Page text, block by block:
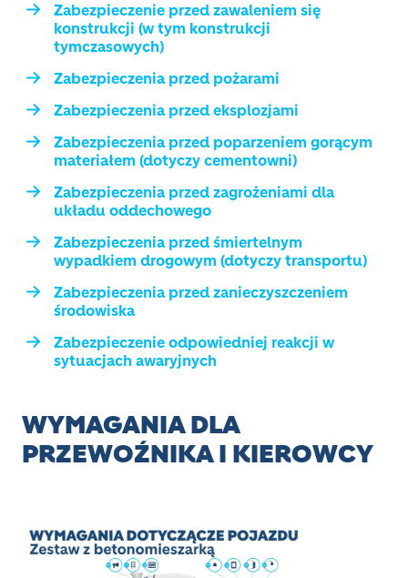
Zabezpieczenie przed zawaleniem się
konstrukcji (w tym konstrukcji
tymczasowych)
Zabezpieczenia przed pożarami
Zabezpieczenia przed eksplozjami
Zabezpieczenia przed poparzeniem gorącym
materiałem (dotyczy cementowni)
Zabezpieczenia przed zagrożeniami dla
układu oddechowego
Zabezpieczenia przed śmiertelnym
wypadkiem drogowym (dotyczy transportu)
Zabezpieczenia przed zanieczyszczeniem
środowiska
Zabezpieczenie odpowiedniej reakcji w
sytuacjach awaryjnych
WYMAGANIA DLA
PRZEWOŹNIKA I KIEROWCY
Image